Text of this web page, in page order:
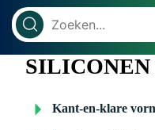
Kant-en-klare